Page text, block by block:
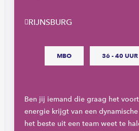
RIJNSBURG
MBO 36 - 40 UUR
Ben jij iemand die graag het
energie krijgt van een
het beste uit een team weet te